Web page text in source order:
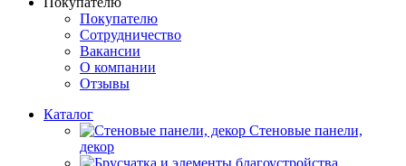
Покупателю
Сотрудничество
Вакансии
О компании
Отзывы
Каталог
Стеновые панели,
декор